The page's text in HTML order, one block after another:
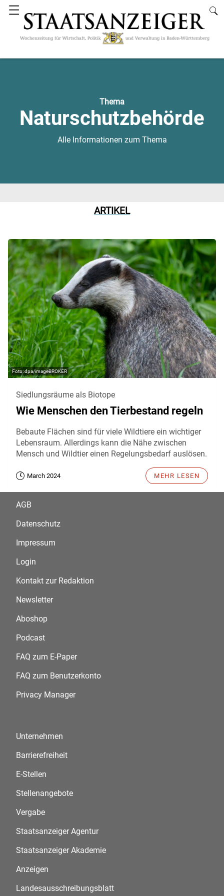
☰
Thema
Naturschutzbehörde
Alle Informationen zum Thema
ARTIKEL
dpa/imageBROKER
Siedlungsräume als Biotope
Wie Menschen den Tierbestand regeln
Bebaute Flächen sind für viele Wildtiere ein wichtiger
Lebensraum. Allerdings kann die Nähe zwischen
Mensch und Wildtier einen Regelungsbedarf auslösen.
March 2024 MEHR LESEN
AGB
Datenschutz
Impressum
Login
Kontakt zur Redaktion
Newsletter
Aboshop
Podcast
FAQ zum E-Paper
FAQ zum Benutzerkonto
Privacy Manager
Unternehmen
Barrierefreiheit
E-Stellen
Stellenangebote
Vergabe
Staatsanzeiger Agentur
Staatsanzeiger Akademie
Anzeigen
Landesausschreibungsblatt